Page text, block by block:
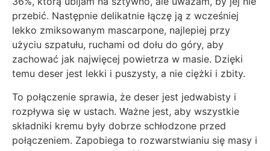
przebić. Następnie delikatnie łączę ją z wcześniej
lekko zmiksowanym mascarpone, najlepiej przy
użyciu szpatułu, ruchami od dołu do góry, aby
zachować jak najwięcej powietrza w masie. Dzięki
temu deser jest lekki i puszysty, a nie ciężki i zbity.
To połączenie sprawia, że deser jest jedwabisty i
rozpływa się w ustach. Ważne jest, aby wszystkie
składniki kremu były dobrze schłodzone przed
połączeniem. Zapobiega to rozwarstwianiu się masy i